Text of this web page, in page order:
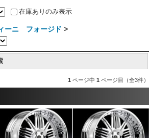
在庫ありのみ表示
ーニ フォージド >
1 ページ中 1 ページ目（全3件）